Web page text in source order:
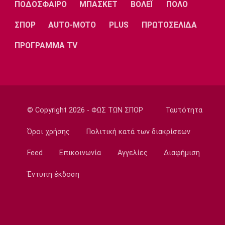
Το αποχαιρετιστήριο μήνυμα του Ορτέγκα
Ολυμπιακός: Περιμένει τον Έσε
Μπάσκετ
Μακάμπι Τελ Αβίβ: Φιλικά προετοιμασίας με
18:50
ΠΟΔΟΣΦΑΙΡΟ ΜΠΑΣΚΕΤ ΒΟΛΕΪ ΠΟΛΟ
ΣΠΟΡ AUTO-MOTO PLUS ΠΡΩΤΟΣΕΛΙΔΑ
ΠΡΟΓΡΑΜΜΑ TV
© Copyright 2026 - ΦΩΣ ΤΩΝ ΣΠΟΡ Ταυτότητα
Όροι χρήσης Πολιτική κατά των διακρίσεων
Feed Επικοινωνία Αγγελίες Διαφήμιση
Έντυπη έκδοση